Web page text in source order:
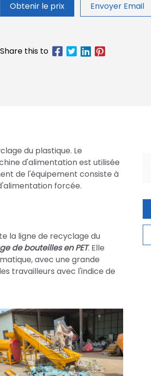
Obtenir le prix Envoyer Email
du plastique. Le
d'alimentation est utilisée
de l'équipement consiste à
forcée.
la ligne de recyclage du
de bouteilles en PET. Elle
avec une grande
travailleurs avec l'indice de